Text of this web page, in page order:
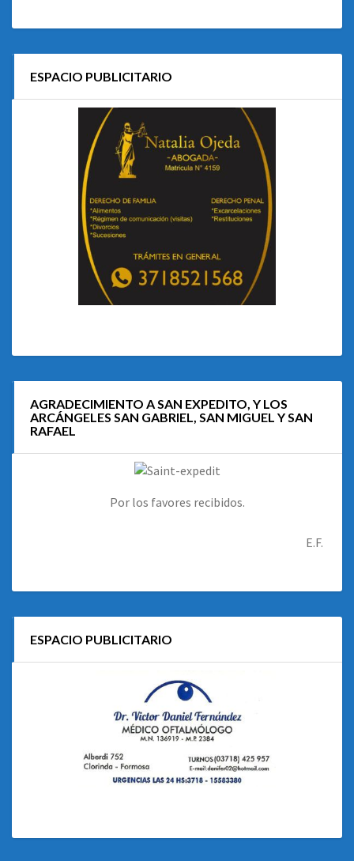
ESPACIO PUBLICITARIO
AGRADECIMIENTO A SAN EXPEDITO, Y LOS
ARCÁNGELES SAN GABRIEL, SAN MIGUEL Y SAN
RAFAEL
Por los favores recibidos.
E.F.
ESPACIO PUBLICITARIO